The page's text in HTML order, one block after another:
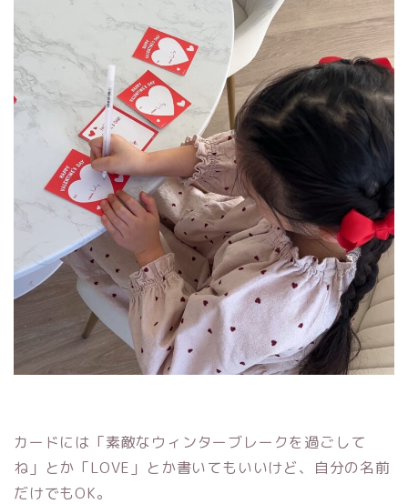
カードには「素敵なウィンターブレークを過ごして
ね」とか「LOVE」とか書いてもいいけど、自分の名前
だけでもOK。